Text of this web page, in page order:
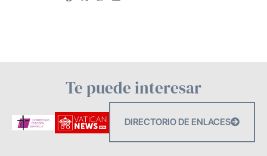
Te puede interesar
DIRECTORIO DE ENLACES